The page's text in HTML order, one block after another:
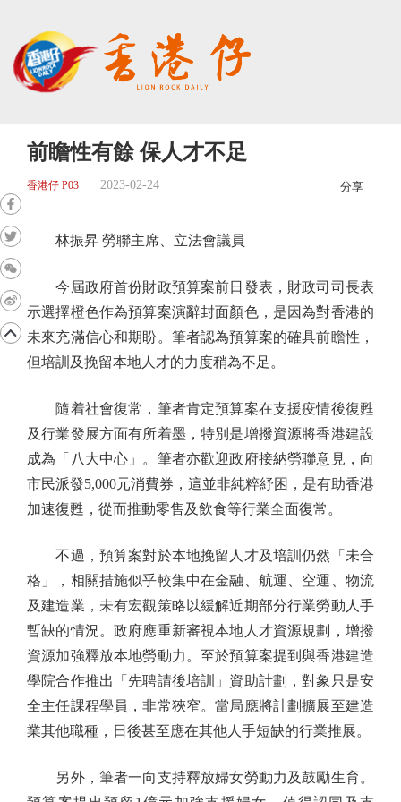
前瞻性有餘 保人才不足
香港仔 P03 2023-02-24 分享
林振昇 勞聯主席、立法會議員
今屆政府首份財政預算案前日發表，財政司司長表
示選擇橙色作為預算案演辭封面顏色，是因為對香港的
未來充滿信心和期盼。筆者認為預算案的確具前瞻性，
但培訓及挽留本地人才的力度稍為不足。
隨着社會復常，筆者肯定預算案在支援疫情後復甦
及行業發展方面有所着墨，特別是增撥資源將香港建設
成為「八大中心」。筆者亦歡迎政府接納勞聯意見，向
市民派發5,000元消費券，這並非純粹紓困，是有助香港
加速復甦，從而推動零售及飲食等行業全面復常。
不過，預算案對於本地挽留人才及培訓仍然「未合
格」，相關措施似乎較集中在金融、航運、空運、物流
及建造業，未有宏觀策略以緩解近期部分行業勞動人手
暫缺的情況。政府應重新審視本地人才資源規劃，增撥
資源加強釋放本地勞動力。至於預算案提到與香港建造
學院合作推出「先聘請後培訓」資助計劃，對象只是安
全主任課程學員，非常狹窄。當局應將計劃擴展至建造
業其他職種，日後甚至應在其他人手短缺的行業推展。
另外，筆者一向支持釋放婦女勞動力及鼓勵生育。